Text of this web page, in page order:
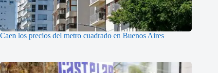
Caen los precios del metro cuadrado en Buenos Aires